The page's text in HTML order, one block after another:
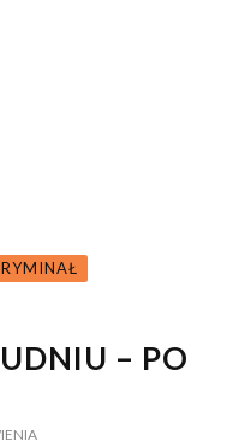
– PO